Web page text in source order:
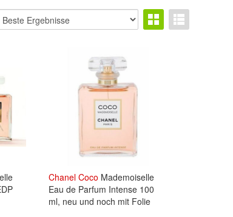
Chanel Coco Mademoiselle
Eau de Parfum Intense 100
ml, neu und noch mit Folie